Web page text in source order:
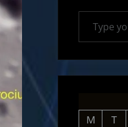
Type your email…
M
T